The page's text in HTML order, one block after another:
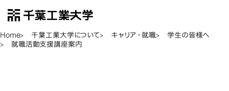
千葉工業大学
Open Menu
Home 千葉工業大学について キャリア・就職
学生の皆様へ
就職活動支援講座案内